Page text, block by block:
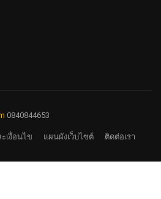
0840844653
เงื่อนไข แผนผังเว็บไซต์ ติดต่อเรา